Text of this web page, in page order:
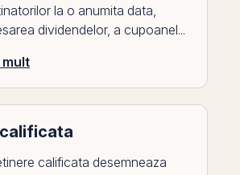
la o anumita data,
dividendelor, a cupoanel...
mult
calificata desemneaza